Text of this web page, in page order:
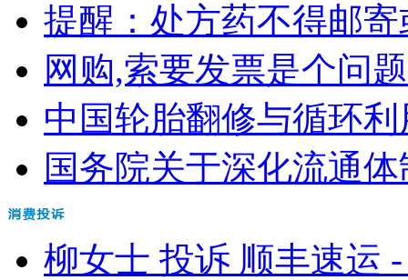
提醒：处方药不得邮
网购,索要发票是个问题
中国轮胎翻修与循环利
国务院关于深化流通
柳女士 投诉 顺丰速运